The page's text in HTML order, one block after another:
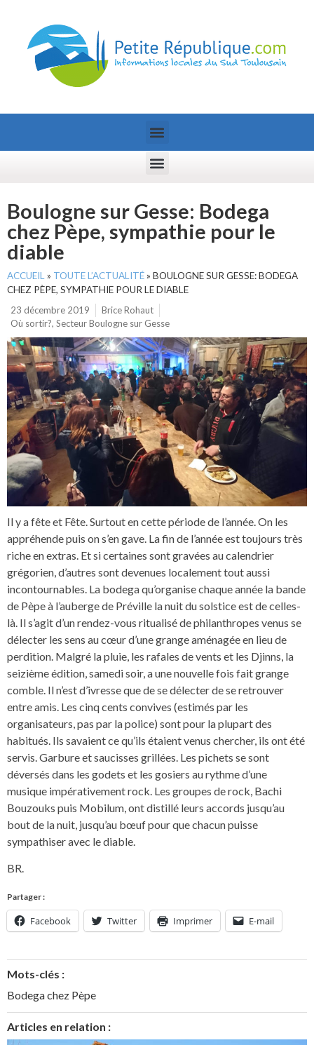
Boulogne sur Gesse: Bodega
chez Pèpe, sympathie pour le
diable
ACCUEIL » TOUTE L’ACTUALITÉ» BOULOGNE SUR GESSE: BODEGA
CHEZ PÈPE, SYMPATHIE POUR LE DIABLE
23 décembre 2019
Brice Rohaut
Où sortir?, Secteur Boulogne sur Gesse
Il y a fête et Fête. Surtout en cette période de l’année. On les
appréhende puis on s’en gave. La fin de l’année est toujours très
riche en extras. Et si certaines sont gravées au calendrier
grégorien, d’autres sont devenues localement tout aussi
incontournables. La bodega qu’organise chaque année la bande
de Pèpe à l’auberge de Préville la nuit du solstice est de celles-
là. Il s’agit d’un rendez-vous ritualisé de philanthropes venus se
délecter les sens au cœur d’une grange aménagée en lieu de
perdition. Malgré la pluie, les rafales de vents et les Djinns, la
seizième édition, samedi soir, a une nouvelle fois fait grange
comble. Il n’est d’ivresse que de se délecter de se retrouver
entre amis. Les cinq cents convives (estimés par les
organisateurs, pas par la police) sont pour la plupart des
habitués. Ils savaient ce qu’ils étaient venus chercher, ils ont été
servis. Garbure et saucisses grillées. Les pichets se sont
déversés dans les godets et les gosiers au rythme d’une
musique impérativement rock. Les groupes de rock, Bachi
Bouzouks puis Mobilum, ont distillé leurs accords jusqu’au
bout de la nuit, jusqu’au bœuf pour que chacun puisse
sympathiser avec le diable.
BR.
Partager :
Facebook Twitter Imprimer E-mail
Mots-clés :
Bodega chez Pèpe
Articles en relation :